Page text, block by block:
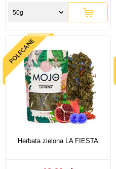
50g
Herbata zielona LA FIESTA